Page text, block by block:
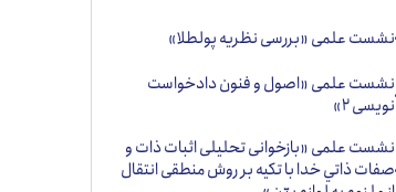
نشست علمی «بررسی نظریه پولطلا»
نشست علمی «اصول و فنون دادخواست
نویسی ۲»
نشست علمی «بازخوانی تحليلی اثبات ذات و
صفات ذاتي خدا با تكيه بر روش منطقی انتقال